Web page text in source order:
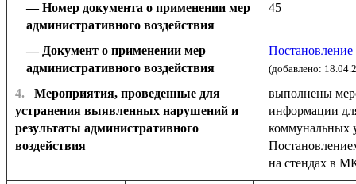
Номер документа о применении мер
административного воздействия
45
Документ о применении мер
административного воздействия
(добавлено:
4.
Мероприятия, проведенные для
устранения выявленных нарушений и
результаты административного
воздействия
выполнены
информации
коммунальных
на стендах в